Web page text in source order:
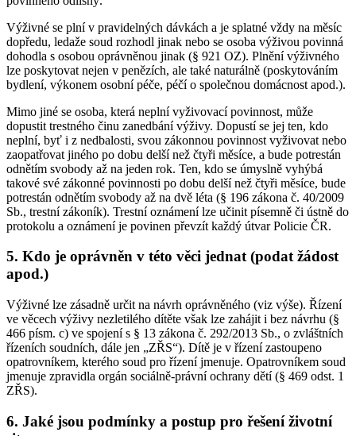
Výživné se plní v pravidelných dávkách a je splatné vždy na měsíc
dopředu, ledaže soud rozhodl jinak nebo se osoba výživou povinná
dohodla s osobou oprávněnou jinak (§ 921 OZ). Plnění výživného
lze poskytovat nejen v penězích, ale také naturálně (poskytováním
bydlení, výkonem osobní péče, péčí o společnou domácnost apod.).
Mimo jiné se osoba, která neplní vyživovací povinnost, může
dopustit trestného činu zanedbání výživy. Dopustí se jej ten, kdo
neplní, byť i z nedbalosti, svou zákonnou povinnost vyživovat nebo
zaopatřovat jiného po dobu delší než čtyři měsíce, a bude potrestán
odnětím svobody až na jeden rok. Ten, kdo se úmyslně vyhýbá
takové své zákonné povinnosti po dobu delší než čtyři měsíce, bude
potrestán odnětím svobody až na dvě léta (§ 196 zákona č. 40/2009
Sb., trestní zákoník). Trestní oznámení lze učinit písemně či ústně do
protokolu a oznámení je povinen převzít každý útvar Policie ČR.
5. Kdo je oprávněn v této věci jednat (podat žádost
apod.)
Výživné lze zásadně určit na návrh oprávněného (viz výše). Řízení
ve věcech výživy nezletilého dítěte však lze zahájit i bez návrhu (§
466 písm. c) ve spojení s § 13 zákona č. 292/2013 Sb., o zvláštních
řízeních soudních, dále jen „ZŘS“). Dítě je v řízení zastoupeno
opatrovníkem, kterého soud pro řízení jmenuje. Opatrovníkem soud
jmenuje zpravidla orgán sociálně-právní ochrany dětí (§ 469 odst. 1
ZŘS).
6. Jaké jsou podmínky a postup pro řešení životní